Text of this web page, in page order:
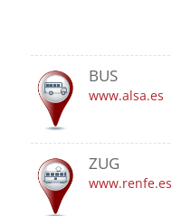
BUS
www.alsa.es
ZUG
www.renfe.es